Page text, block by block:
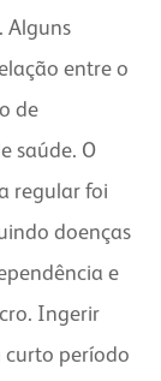
Alguns
entre o
de
saúde. O
regular foi
doenças
e
Ingerir
período